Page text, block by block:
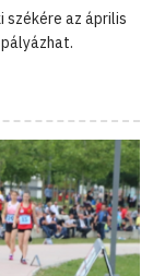
székére az április